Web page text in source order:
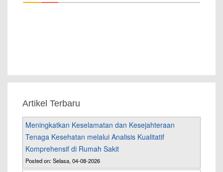
Artikel Terbaru
Meningkatkan Keselamatan dan Kesejahteraan
Tenaga Kesehatan melalui Analisis Kualitatif
Komprehensif di Rumah Sakit
Posted on: Selasa, 04-08-2026